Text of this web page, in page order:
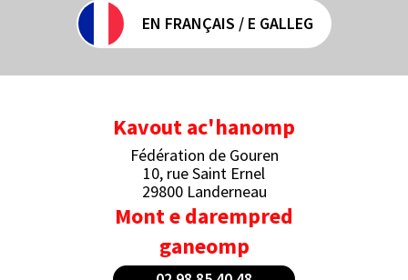
EN FRANÇAIS / E GALLEG
Kavout ac'hanomp
Fédération de Gouren
10, rue Saint Ernel
29800 Landerneau
Mont e darempred
ganeomp